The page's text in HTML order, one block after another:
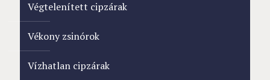
Végtelenített cipzárak
Vékony zsinórok
Vízhatlan cipzárak